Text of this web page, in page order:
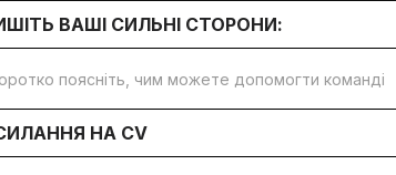
ВАШІ СИЛЬНІ СТОРОНИ:
НА CV